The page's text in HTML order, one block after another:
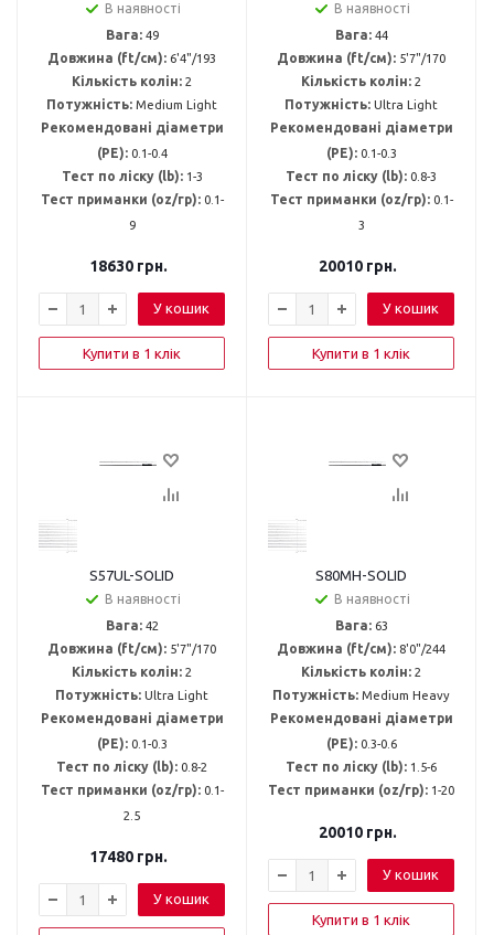
В наявності
Вага: 49
Довжина (ft/см): 6'4"/193
Кількість колін: 2
Потужність: Medium Light
Рекомендовані діаметри
(PE): 0.1-0.4
Тест по ліску (lb): 1-3
Тест приманки (oz/гр): 0.1-
9
18630грн.
У кошик
Купити в 1 клік
В наявності
Вага: 44
Довжина (ft/см): 5'7"/170
Кількість колін: 2
Потужність: Ultra Light
Рекомендовані діаметри
(PE): 0.1-0.3
Тест по ліску (lb): 0.8-3
Тест приманки (oz/гр): 0.1-
3
20010грн.
У кошик
Купити в 1 клік
S57UL-SOLID
В наявності
Вага: 42
Довжина (ft/см): 5'7"/170
Кількість колін: 2
Потужність: Ultra Light
Рекомендовані діаметри
(PE): 0.1-0.3
Тест по ліску (lb): 0.8-2
Тест приманки (oz/гр): 0.1-
2.5
17480грн.
У кошик
S80MH-SOLID
В наявності
Вага: 63
Довжина (ft/см): 8'0"/244
Кількість колін: 2
Потужність: Medium Heavy
Рекомендовані діаметри
(PE): 0.3-0.6
Тест по ліску (lb): 1.5-6
Тест приманки (oz/гр): 1-20
20010грн.
У кошик
Купити в 1 клік